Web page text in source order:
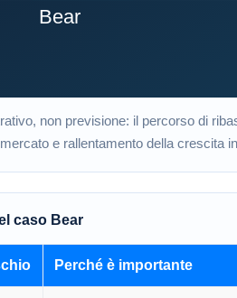
non previsione: il percorso di
e rallentamento della crescita
caso Bear
Perché è importante